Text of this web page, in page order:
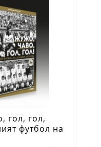
гол, гол,
футбол на
1981)